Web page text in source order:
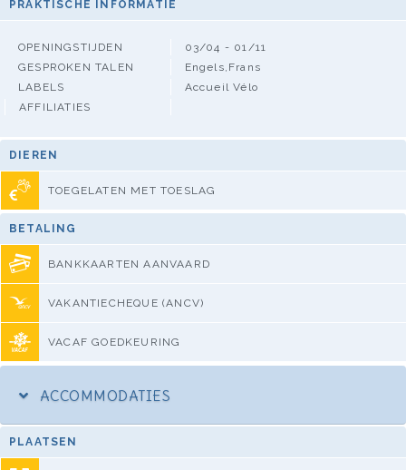
PRAKTISCHE INFORMATIE
OPENINGSTIJDEN
03/04 - 01/11
GESPROKEN TALEN
Engels,Frans
LABELS
Accueil Vélo
AFFILIATIES
DIEREN
TOEGELATEN MET TOESLAG
BETALING
BANKKAARTEN AANVAARD
VAKANTIECHEQUE (ANCV)
VACAF GOEDKEURING
ACCOMMODATIES
PLAATSEN